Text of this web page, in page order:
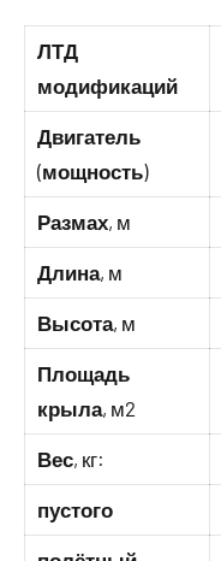
ЛТД
модификаций
Двигатель
(мощность)
Размах, м
Длина, м
Высота, м
Площадь
крыла, м2
Вес, кг:
пустого